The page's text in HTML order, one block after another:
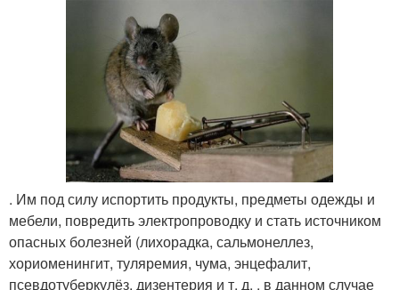
. Им под силу испортить продукты, предметы одежды и
мебели, повредить электропроводку и стать источником
опасных болезней (лихорадка, сальмонеллез,
хориоменингит, туляремия, чума, энцефалит,
псевдотуберкулёз, дизентерия и т. д. . в данном случае